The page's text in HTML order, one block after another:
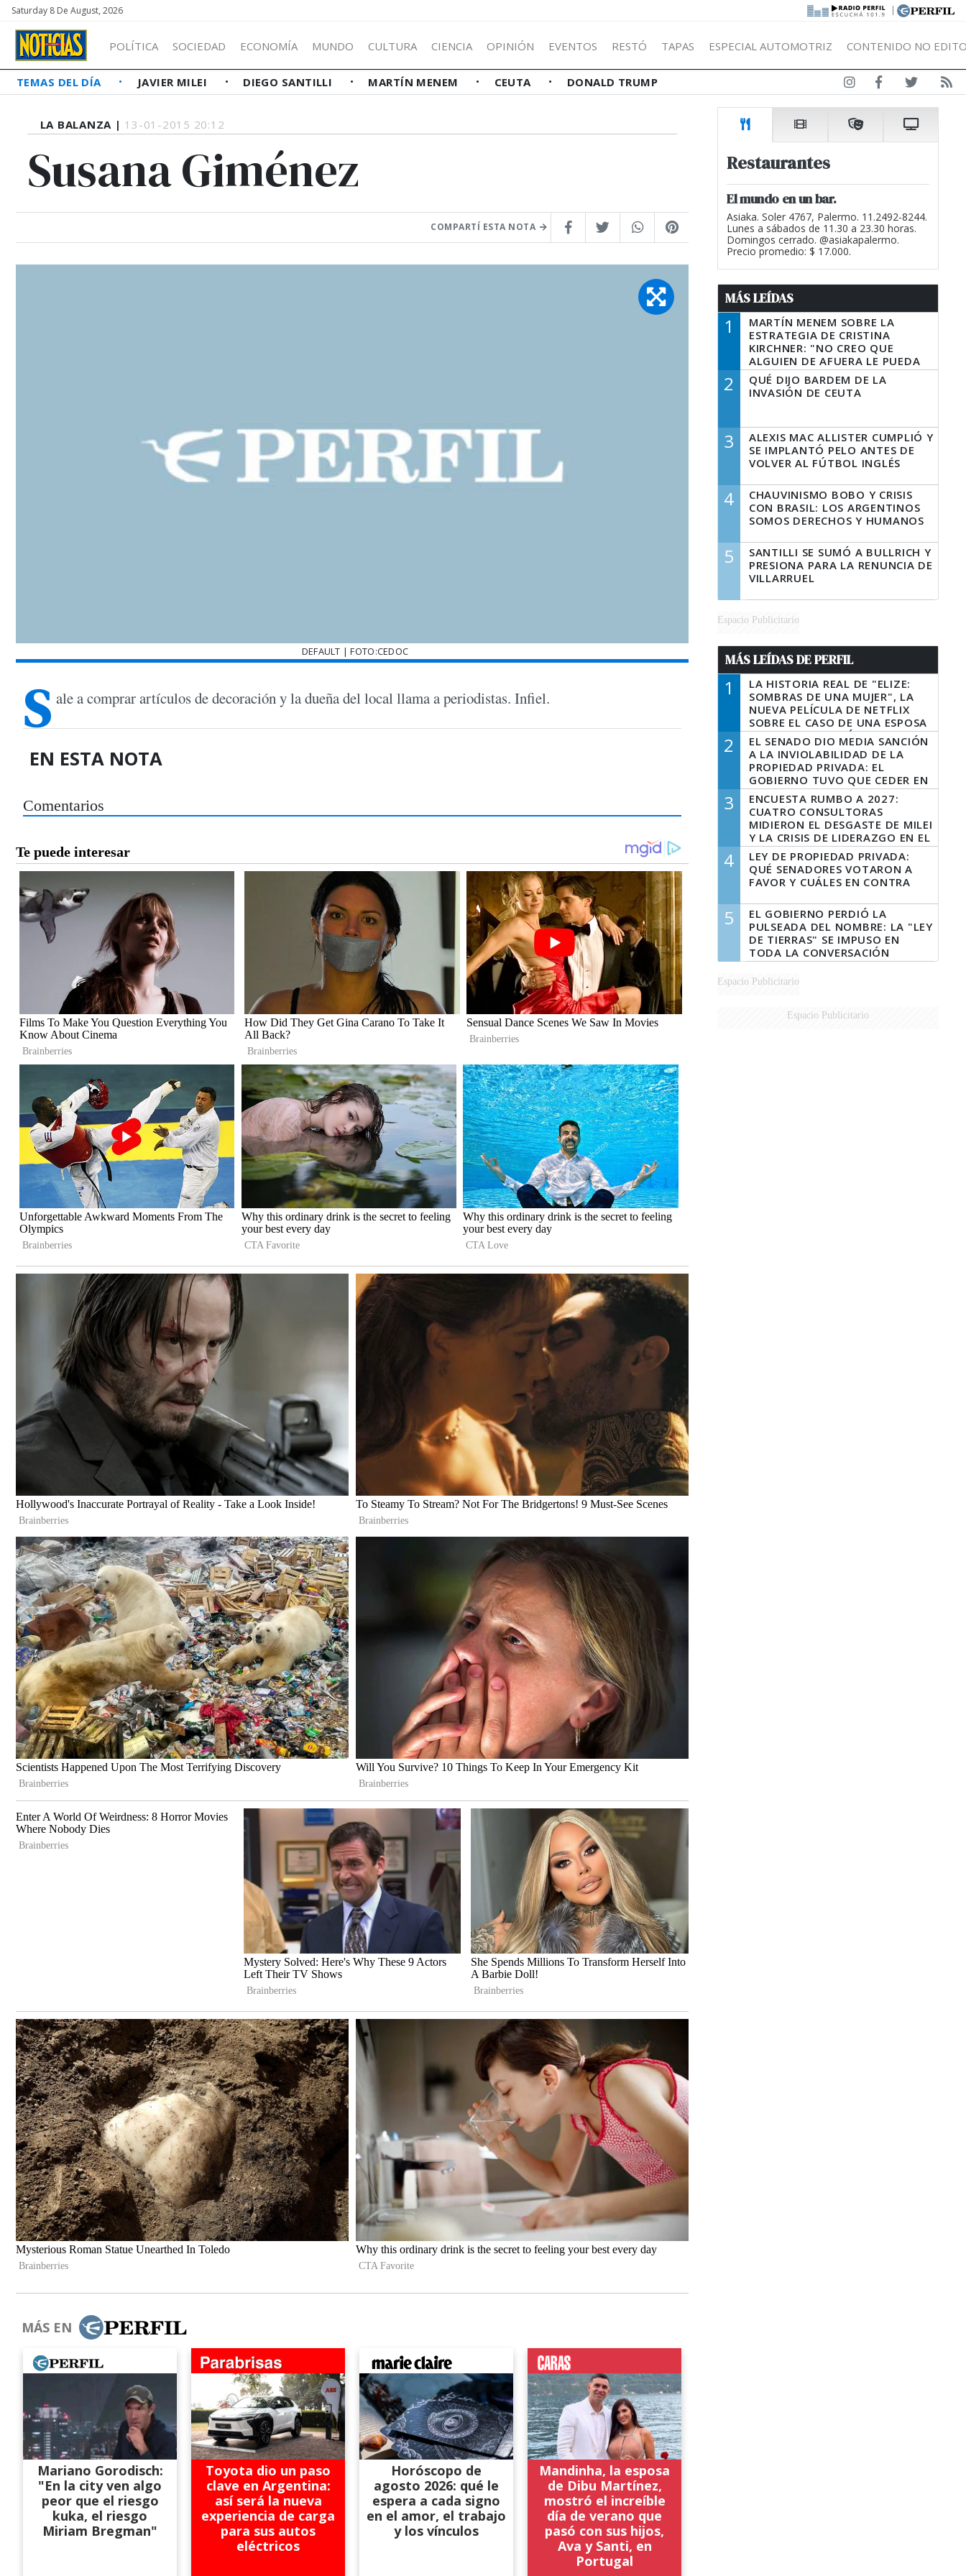
Saturday 8 De August, 2026 |
POLÍTICA SOCIEDAD ECONOMÍA MUNDO CULTURA CIENCIA OPINIÓN EVENTOS RESTÓ TAPAS ESPECIAL AUTOMOTRIZ CONTENIDO NO
TEMAS DEL DÍA JAVIER MILEI DIEGO SANTILLI MARTÍN MENEM CEUTA DONALD TRUMP
LA BALANZA | 13-01-2015 20:12
Susana Giménez
COMPARTÍ ESTA NOTA
DEFAULT | FOTO:CEDOC
S ale a comprar artículos de decoración y la dueña del local llama a periodistas. Infiel.
EN ESTA NOTA
Comentarios
MÁS EN
Mariano Gorodisch:
"En la city ven algo
peor que el riesgo
kuka, el riesgo
Miriam Bregman"
Toyota dio un paso
clave en Argentina:
así será la nueva
experiencia de carga
para sus autos
eléctricos
Horóscopo de
agosto 2026: qué le
espera a cada signo
en el amor, el trabajo
y los vínculos
Mandinha, la esposa
de Dibu Martínez,
mostró el increíble
día de verano que
pasó con sus hijos,
Ava y Santi, en
Portugal
Restaurantes
El mundo en un bar.
Asiaka. Soler 4767, Palermo. 11.2492-8244.
Lunes a sábados de 11.30 a 23.30 horas.
Domingos cerrado. @asiakapalermo.
Precio promedio: $ 17.000.
MÁS LEÍDAS
1
MARTÍN MENEM SOBRE LA
ESTRATEGIA DE CRISTINA
KIRCHNER: "NO CREO QUE
ALGUIEN DE AFUERA LE PUEDA
DECIR A LA JUSTICIA LO QUE
TIENE QUE HACER"
2
QUÉ DIJO BARDEM DE LA
INVASIÓN DE CEUTA
3
ALEXIS MAC ALLISTER CUMPLIÓ Y
SE IMPLANTÓ PELO ANTES DE
VOLVER AL FÚTBOL INGLÉS
4
CHAUVINISMO BOBO Y CRISIS
CON BRASIL: LOS ARGENTINOS
SOMOS DERECHOS Y HUMANOS
5
SANTILLI SE SUMÓ A BULLRICH Y
PRESIONA PARA LA RENUNCIA DE
VILLARRUEL
Espacio Publicitario
MÁS LEÍDAS DE PERFIL
1
LA HISTORIA REAL DE "ELIZE:
SOMBRAS DE UNA MUJER", LA
NUEVA PELÍCULA DE NETFLIX
SOBRE EL CASO DE UNA ESPOSA
QUE DESCUARTIZÓ A SU
MARIDO
2
EL SENADO DIO MEDIA SANCIÓN
A LA INVIOLABILIDAD DE LA
PROPIEDAD PRIVADA: EL
GOBIERNO TUVO QUE CEDER EN
LA LEY DEL MANEJO DEL FUEGO
3
ENCUESTA RUMBO A 2027:
CUATRO CONSULTORAS
MIDIERON EL DESGASTE DE MILEI
Y LA CRISIS DE LIDERAZGO EN EL
PERONISMO
4
LEY DE PROPIEDAD PRIVADA:
QUÉ SENADORES VOTARON A
FAVOR Y CUÁLES EN CONTRA
5
EL GOBIERNO PERDIÓ LA
PULSEADA DEL NOMBRE: LA "LEY
DE TIERRAS" SE IMPUSO EN
TODA LA CONVERSACIÓN
DIGITAL
Espacio Publicitario
Espacio Publicitario